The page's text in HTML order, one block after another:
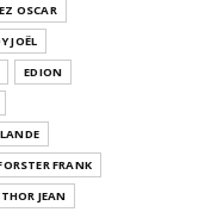
OSCAR
JOËL
EDION
FRANK
JEAN